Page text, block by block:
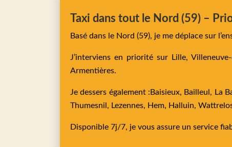
Taxi dans tout le Nord (59) –
Basé dans le Nord (59), je me déplace sur
J’interviens en priorité sur Lille,
Armentières.
Je dessers également : Baisieux, Bailleul, La
Thumesnil, Lezennes, Hem, Halluin,
Disponible 7j/7, je vous assure un service